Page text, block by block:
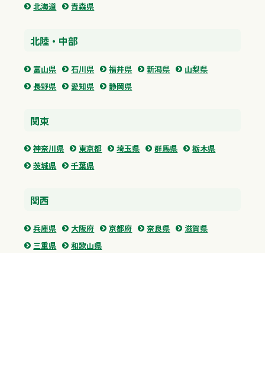
北海道 青森県
北陸・中部
富山県 石川県 福井県 新潟県
山梨県
長野県
愛知県 静岡県
関東
神奈川県 東京都 埼玉県 群馬県
栃木県
茨城県
千葉県
関西
兵庫県 大阪府 京都府 奈良県
滋賀県
三重県
和歌山県